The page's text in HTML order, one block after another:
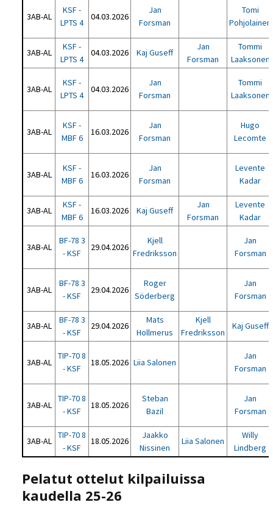
3AB-AL
KSF -
LPTS 4
04.03.2026
Jan
Forsman
Tomi
Pohjolainen
3AB-AL
KSF -
LPTS 4
04.03.2026 Kaj Guseff
Jan
Forsman
Tommi
Laaksonen
3AB-AL
KSF -
LPTS 4
04.03.2026
Jan
Forsman
Tommi
Laaksonen
3AB-AL
KSF -
MBF 6
16.03.2026
Jan
Forsman
Hugo
Lecomte
3AB-AL
KSF -
MBF 6
16.03.2026
Jan
Forsman
Levente
Kadar
3AB-AL
KSF -
MBF 6
16.03.2026 Kaj Guseff
Jan
Forsman
Levente
Kadar
3AB-AL
BF-78 3
- KSF
29.04.2026
Kjell
Fredriksson
Jan
Forsman
3AB-AL
BF-78 3
- KSF
29.04.2026
Roger
Söderberg
Jan
Forsman
3AB-AL
BF-78 3
- KSF
29.04.2026
Mats
Hollmerus
Kjell
Fredriksson
Kaj Guseff
3AB-AL
TIP-70 8
- KSF
18.05.2026 Liia Salonen
Jan
Forsman
3AB-AL
TIP-70 8
- KSF
18.05.2026
Steban
Bazil
Jan
Forsman
3AB-AL
TIP-70 8
- KSF
18.05.2026
Jaakko
Nissinen
Liia Salonen
Willy
Lindberg
Pelatut ottelut kilpailuissa
kaudella 25-26